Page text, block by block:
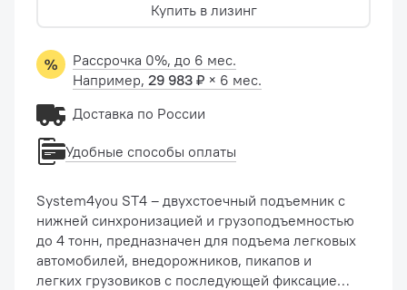
System4you ST4 – двухстоечный подъемник с
нижней синхронизацией и грузоподъемностью
до 4 тонн, предназначен для подъема легковых
автомобилей, внедорожников, пикапов и
легких грузовиков с последующей фиксацией
Купить в лизинг
Рассрочка 0%, до 6 мес.
Например, 29 983 ₽ × 6 мес.
Доставка по России
Удобные способы оплаты